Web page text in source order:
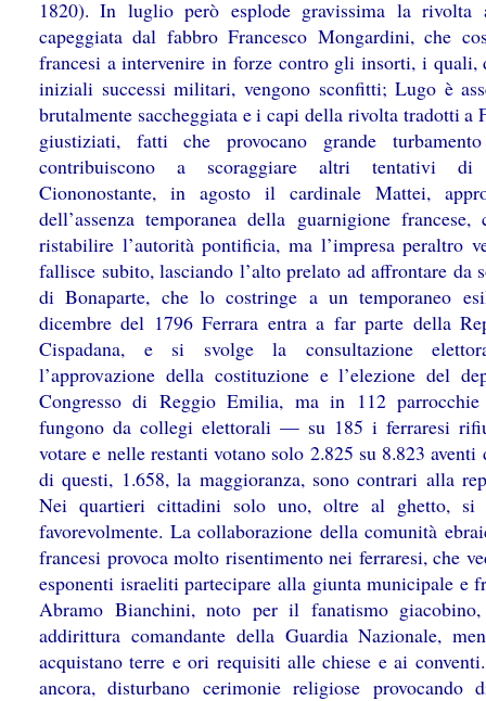
1820). In luglio però esplode gravissima la rivolta
capeggiata dal fabbro Francesco Mongardini, che
francesi a intervenire in forze contro gli insorti, i quali,
iniziali successi militari, vengono sconfitti; Lugo è
brutalmente saccheggiata e i capi della rivolta tradotti a
giustiziati, fatti che provocano grande
contribuiscono a scoraggiare altri tentativi di
Ciononostante, in agosto il cardinale Mattei,
dell’assenza temporanea della guarnigione francese,
ristabilire l’autorità pontificia, ma l’impresa peraltro
fallisce subito, lasciando l’alto prelato ad affrontare da
di Bonaparte, che lo costringe a un temporaneo
dicembre del 1796 Ferrara entra a far parte della
Cispadana, e si svolge la consultazione
l’approvazione della costituzione e l’elezione del
Congresso di Reggio Emilia, ma in 112
fungono da collegi elettorali — su 185 i ferraresi
votare e nelle restanti votano solo 2.825 su 8.823
di questi, 1.658, la maggioranza, sono contrari alla
Nei quartieri cittadini solo uno, oltre al ghetto, si
favorevolmente. La collaborazione della comunità
francesi provoca molto risentimento nei ferraresi, che
esponenti israeliti partecipare alla giunta municipale e
Abramo Bianchini, noto per il fanatismo giacobino,
addirittura comandante della Guardia Nazionale,
acquistano terre e ori requisiti alle chiese e ai
ancora, disturbano cerimonie religiose provocando